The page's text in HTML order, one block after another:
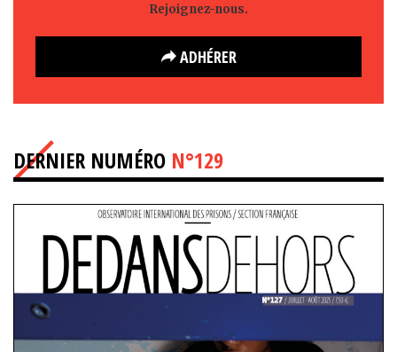
Rejoignez-nous.
ADHÉRER
DERNIER NUMÉRO N°129